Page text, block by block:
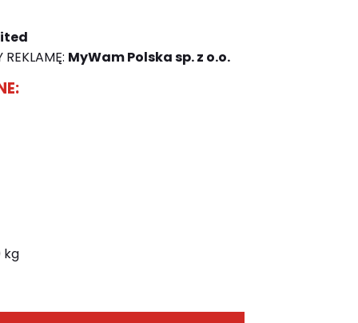
MyWam Polska sp. z o.o.
kg